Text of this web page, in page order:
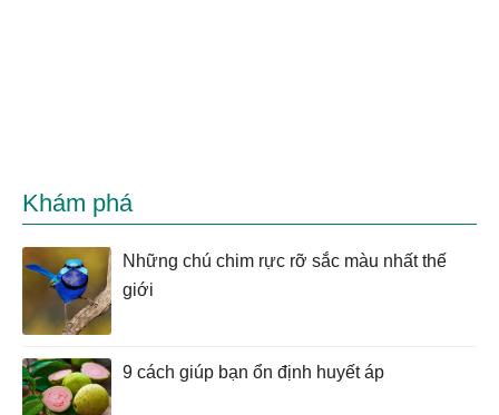
Khám phá
Những chú chim rực rỡ sắc màu nhất thế
giới
9 cách giúp bạn ổn định huyết áp